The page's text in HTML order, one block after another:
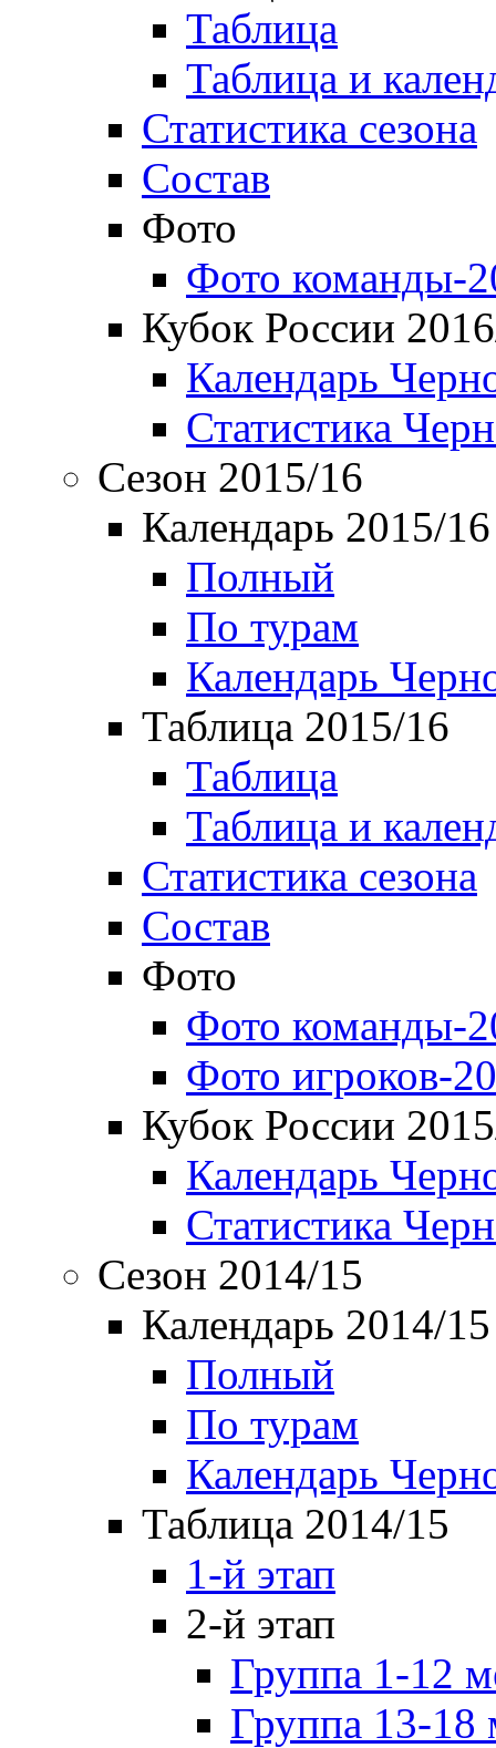
Таблица
Таблица и
Статистика сезона
Состав
Фото
Фото команды-
Кубок России
Календарь
Статистика
Сезон 2015/16
Календарь 2015/16
Полный
По турам
Календарь
Таблица 2015/16
Таблица
Таблица и
Статистика сезона
Состав
Фото
Фото команды-
Фото игроков-
Кубок России
Календарь
Статистика
Сезон 2014/15
Календарь 2014/15
Полный
По турам
Календарь
Таблица 2014/15
1-й этап
2-й этап
Группа 1-12
Группа 13-18